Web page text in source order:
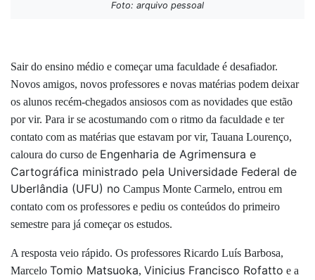
Foto: arquivo pessoal
Sair do ensino médio e começar uma faculdade é desafiador.
Novos amigos, novos professores e novas matérias podem deixar
os alunos recém-chegados ansiosos com as novidades que estão
por vir. Para ir se acostumando com o ritmo da faculdade e ter
contato com as matérias que estavam por vir, Tauana Lourenço,
caloura do curso de Engenharia de Agrimensura e
Cartográfica ministrado pela Universidade Federal de
Uberlândia (UFU) no Campus Monte Carmelo, entrou em
contato com os professores e pediu os conteúdos do primeiro
semestre para já começar os estudos.
A resposta veio rápido. Os professores Ricardo Luís Barbosa,
Marcelo Tomio Matsuoka, Vinicius Francisco Rofatto e a